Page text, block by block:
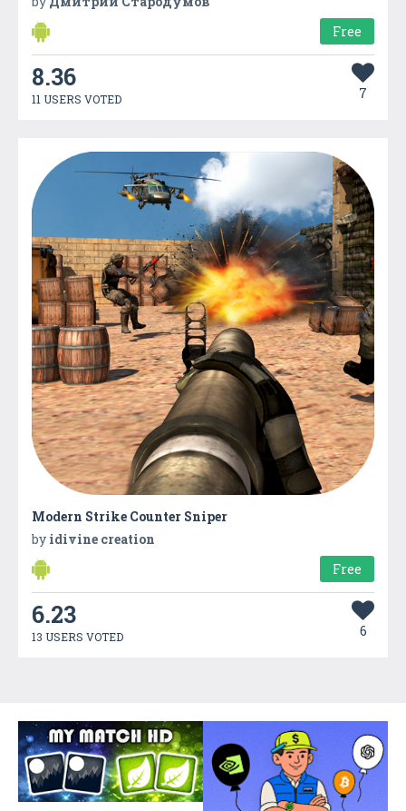
Free
8.36
11 USERS VOTED 7
Modern Strike Counter Sniper
by idivine creation
Free
6.23
13 USERS VOTED 6